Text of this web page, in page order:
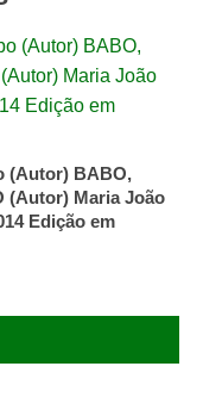
(Autor) BABO,
(Autor) Maria João
Edição em